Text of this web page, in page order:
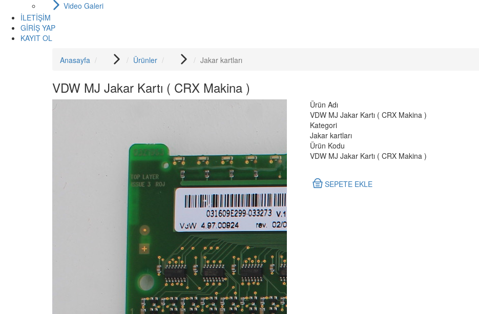
Video Galeri
İLETİŞİM
GİRİŞ YAP
KAYIT OL
Anasayfa Ürünler Jakar kartları
VDW MJ Jakar Kartı ( CRX Makina )
Ürün Adı
VDW MJ Jakar Kartı ( CRX Makina )
Kategori
Jakar kartları
Ürün Kodu
VDW MJ Jakar Kartı ( CRX Makina )
SEPETE EKLE